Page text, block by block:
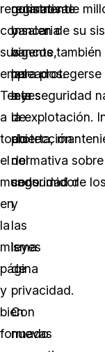
regularmente
con
sus
empleados.
Tener
a
todo
el
mundo
en
la
misma
página
y
bien
formado
normativa
bancaria
vigente,
las
leyes
de
protección
del
consumidor
y
las
leyes
de
privacidad.
Con
nuevas
registros de
y salen de su
bancos
para
a la seguridad
la explotación.
abierta,
normativa
seguridad de